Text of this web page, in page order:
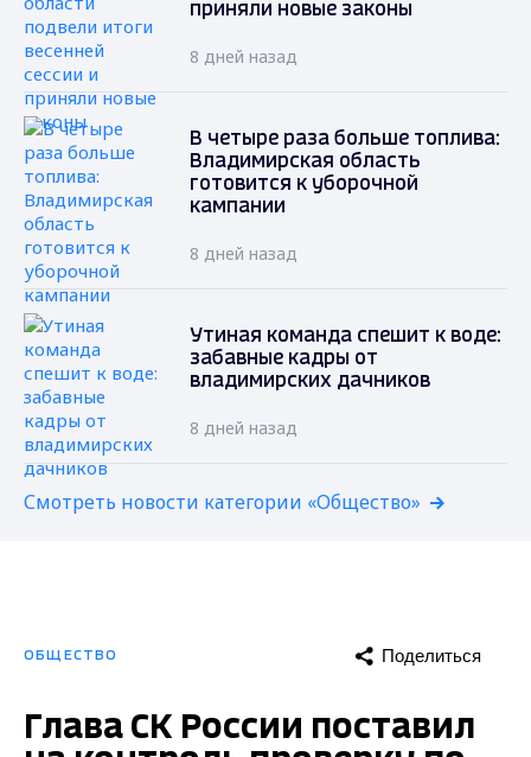
приняли новые законы
8 дней назад
В четыре раза больше топлива:
Владимирская область
готовится к уборочной
кампании
8 дней назад
Утиная команда спешит к воде:
забавные кадры от
владимирских дачников
8 дней назад
Смотреть новости категории «Общество»
ОБЩЕСТВО Поделиться
Глава СК России поставил